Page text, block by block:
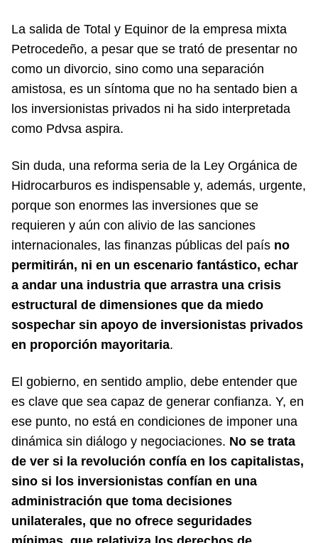
La salida de Total y Equinor de la empresa mixta
Petrocedeño, a pesar que se trató de presentar no
como un divorcio, sino como una separación
amistosa, es un síntoma que no ha sentado bien a
los inversionistas privados ni ha sido interpretada
como Pdvsa aspira.
Sin duda, una reforma seria de la Ley Orgánica de
Hidrocarburos es indispensable y, además, urgente,
porque son enormes las inversiones que se
requieren y aún con alivio de las sanciones
internacionales, las finanzas públicas del país no
permitirán, ni en un escenario fantástico, echar
a andar una industria que arrastra una crisis
estructural de dimensiones que da miedo
sospechar sin apoyo de inversionistas privados
en proporción mayoritaria.
El gobierno, en sentido amplio, debe entender que
es clave que sea capaz de generar confianza. Y, en
ese punto, no está en condiciones de imponer una
dinámica sin diálogo y negociaciones. No se trata
de ver si la revolución confía en los capitalistas,
sino si los inversionistas confían en una
administración que toma decisiones
unilaterales, que no ofrece seguridades